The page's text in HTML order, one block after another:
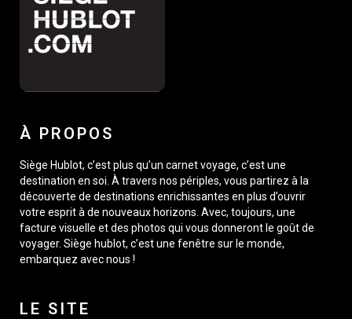
À PROPOS
Siège Hublot, c’est plus qu’un carnet voyage, c’est une
destination en soi. À travers nos périples, vous partirez à la
découverte de destinations enrichissantes en plus d’ouvrir
votre esprit à de nouveaux horizons. Avec, toujours, une
facture visuelle et des photos qui vous donneront le goût de
voyager. Siège hublot, c’est une fenêtre sur le monde,
embarquez avec nous !
LE SITE